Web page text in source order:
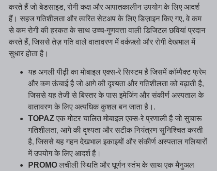
करते हैं जो बेडसाइड, रोगी कक्ष और आपातकालीन उपयोग के लिए आदर्श
हैं। सहज गतिशीलता और त्वरित सेटअप के लिए डिज़ाइन किए गए, वे कम
से कम रोगी की हरकत के साथ उच्च-गुणवत्ता वाली डिजिटल छवियां प्रदान
करते हैं, जिससे तेज़ गति वाले वातावरण में वर्कफ़्लो और रोगी देखभाल में
सुधार होता है।
यह अगली पीढ़ी का मोबाइल एक्स-रे सिस्टम है जिसमें कॉम्पैक्ट फ्रेम
और कम ऊंचाई है जो आगे की दृश्यता और गतिशीलता को बढ़ाती है,
जिससे यह तेजी से बिस्तर के पास इमेजिंग और संकीर्ण अस्पताल के
वातावरण के लिए अत्यधिक कुशल बन जाता है।.
TOPAZ एक मोटर चालित मोबाइल एक्स-रे प्रणाली है जो सुचारू
गतिशीलता, आगे की दृश्यता और सटीक नियंत्रण सुनिश्चित करती
है, जिससे यह गहन देखभाल इकाइयों और संकीर्ण अस्पताल गलियारों
में उपयोग के लिए आदर्श है।
PROMO लचीली स्थिति और घूर्णन स्तंभ के साथ एक मैनुअल